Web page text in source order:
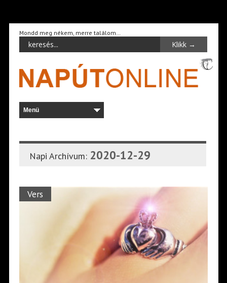
Mondd meg nékem, merre találom…
Napi Archívum: 2020-12-29
Vers